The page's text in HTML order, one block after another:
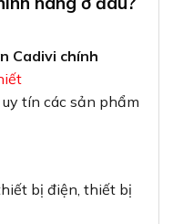
Cadivi chính
tín các sản phẩm
bị điện, thiết bị